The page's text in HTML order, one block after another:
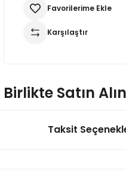
Karşılaştır
Birlikte Satın
Audac HS208MK2 2-Yollu
Taksit